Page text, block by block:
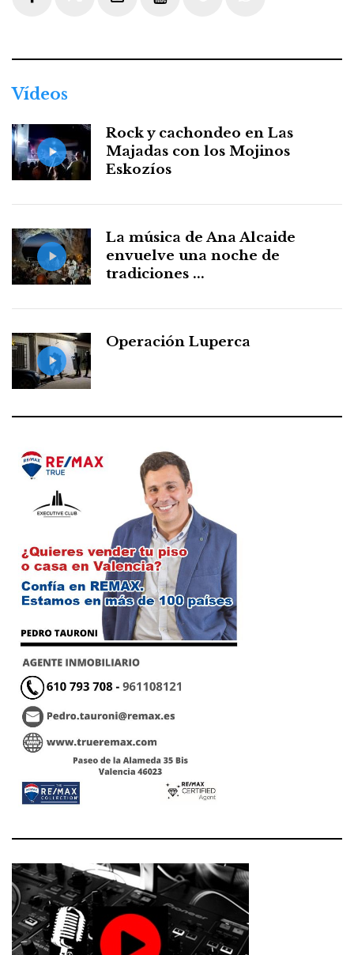
Vídeos
Rock y cachondeo en Las
Majadas con los Mojinos
Eskozíos
La música de Ana Alcaide
envuelve una noche de
tradiciones ...
Operación Luperca